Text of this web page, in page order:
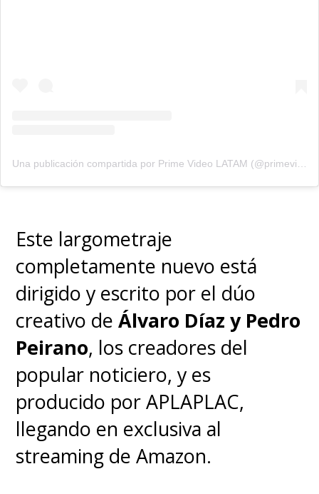
Este largometraje
completamente nuevo está
dirigido y escrito por el dúo
creativo de Álvaro Díaz y Pedro
Peirano, los creadores del
popular noticiero, y es
producido por APLAPLAC,
llegando en exclusiva al
streaming de Amazon.